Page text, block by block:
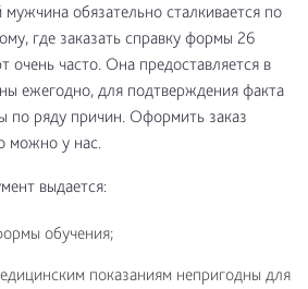
обязательно сталкивается по
где заказать справку формы 26
очень часто. Она предоставляется в
ежегодно, для подтверждения факта
по ряду причин. Оформить заказ
можно у нас.
выдается:
обучения;
показаниям непригодны для